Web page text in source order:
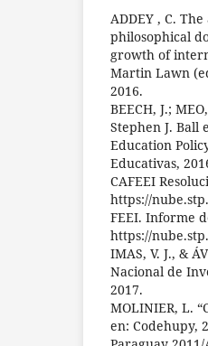
ADDEY , C.
philosophical
growth of
Martin Lawn
2016.
BEECH, J.;
Stephen J. Ball
Education
Educativas,
CAFEEI
https://
FEEI. Informe
https://
IMAS, V. J., &
Nacional de
2017.
MOLINIER, L.
en: Codehupy,